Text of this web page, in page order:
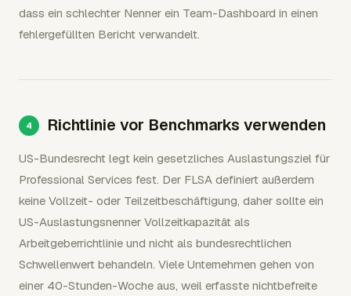
dass ein schlechter Nenner ein Team-Dashboard in einen
fehlergefüllten Bericht verwandelt.
Richtlinie vor Benchmarks verwenden
US-Bundesrecht legt kein gesetzliches Auslastungsziel für
Professional Services fest. Der FLSA definiert außerdem
keine Vollzeit- oder Teilzeitbeschäftigung, daher sollte ein
US-Auslastungsnenner Vollzeitkapazität als
Arbeitgeberrichtlinie und nicht als bundesrechtlichen
Schwellenwert behandeln. Viele Unternehmen gehen von
einer 40-Stunden-Woche aus, weil erfasste nichtbefreite